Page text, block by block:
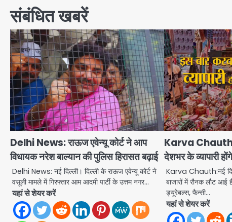
संबंधित खबरें
Delhi News: राऊज एवेन्यू कोर्ट ने आप
विधायक नरेश बाल्यान की पुलिस हिरासत बढ़ाई
Delhi News: नई दिल्ली। दिल्ली के राऊज एवेन्यू कोर्ट ने
वसूली मामले में गिरफ्तार आम आदमी पार्टी के उत्तम नगर…
यहां से शेयर करें
Karva Chauth:
देशभर के व्यापारी
Karva Chauth:नई
बाजारों में रौनक लौट आई
ड्यूरेबल्स, फैन्सी…
यहां से शेयर करें